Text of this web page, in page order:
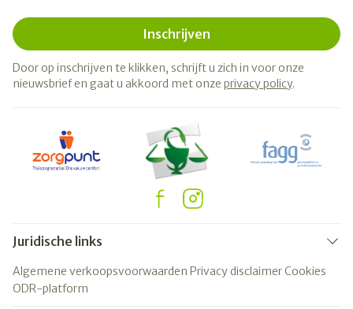
Inschrijven
Door op inschrijven te klikken, schrijft u zich in voor onze
nieuwsbrief en gaat u akkoord met onze privacy policy.
Juridische links
Algemene verkoopsvoorwaarden Privacy disclaimerCookies
ODR-platform